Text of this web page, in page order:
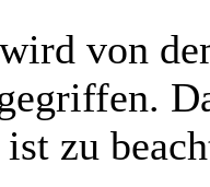
von
zu